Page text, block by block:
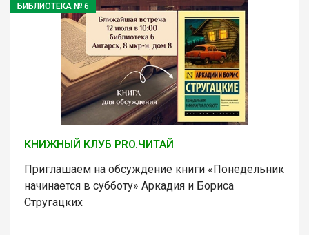
БИБЛИОТЕКА № 6
КНИЖНЫЙ КЛУБ PRO.ЧИТАЙ
Приглашаем на обсуждение книги «Понедельник
начинается в субботу» Аркадия и Бориса
Стругацких